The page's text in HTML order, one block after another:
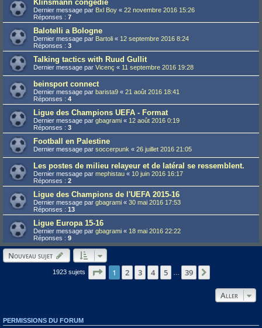
Klinsmann congédié
Dernier message par Bxl Boy « 22 novembre 2016 15:26
Réponses : 7
Balotelli a Bologne
Dernier message par Bartoli « 12 septembre 2016 8:24
Réponses : 3
Talking tactics with Ruud Gullit
Dernier message par Vicenç « 11 septembre 2016 19:28
beinsport connect
Dernier message par barista9 « 21 août 2016 18:41
Réponses : 4
Ligue des Champions UEFA - Format
Dernier message par gbagrami « 12 août 2016 0:19
Réponses : 3
Football en Palestine
Dernier message par soccerpunk « 26 juillet 2016 21:05
Les postes de milieu relayeur et de latéral se ressemblent.
Dernier message par mephistau « 10 juin 2016 16:17
Réponses : 2
Ligue des Champions de l'UEFA 2015-16
Dernier message par gbagrami « 30 mai 2016 17:53
Réponses : 13
Ligue Europa 15-16
Dernier message par gbagrami « 18 mai 2016 22:22
Réponses : 9
Nouveau sujet
1923 sujets Page sur 39
1 2 3 4 5 39
Aller
PERMISSIONS DU FORUM